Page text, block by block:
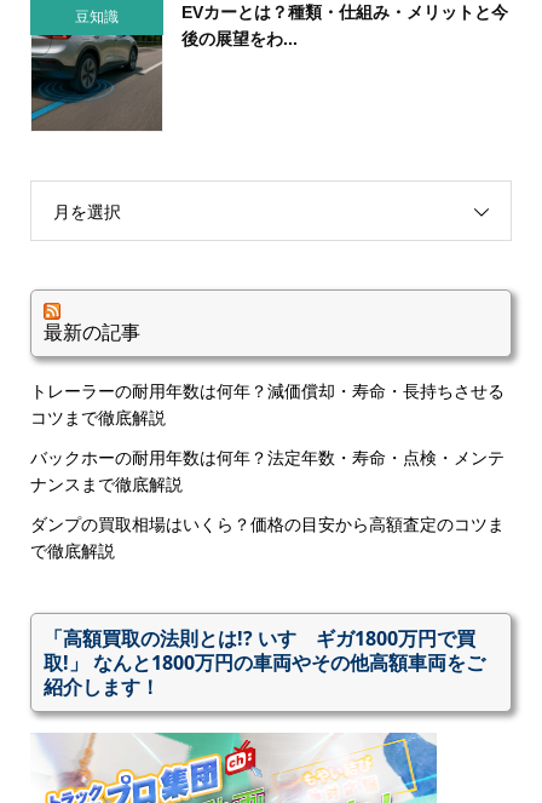
豆知識
EVカーとは？種類・仕組み・メリットと今
後の展望をわ...
月を選択
最新の記事
トレーラーの耐用年数は何年？減価償却・寿命・長持ちさせる
コツまで徹底解説
バックホーの耐用年数は何年？法定年数・寿命・点検・メンテ
ナンスまで徹底解説
ダンプの買取相場はいくら？価格の目安から高額査定のコツま
で徹底解説
「高額買取の法則とは!? いすゞギガ1800万円で買
取!」 なんと1800万円の車両やその他高額車両をご
紹介します！